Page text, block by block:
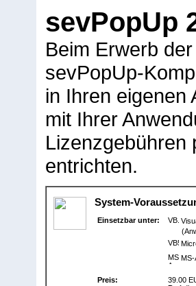
sevPopUp
Beim Erwerb
sevPopUp-
in Ihren eigenen
mit Ihrer
Lizenzgebühren
entrichten.
System-
Einsetzbar unter:
Preis:
39.00